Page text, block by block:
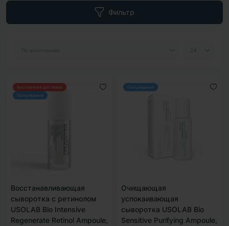
Фильтр
Бесплатная доставка
Популярный
Восстанавливающая
сыворотка с ретинолом
USOLAB Bio Intensive
Regenerate Retinol Ampoule,
Популярный
Очищающая
успокаивающая
сыворотка USOLAB Bio
Sensitive Purifying Ampoule,